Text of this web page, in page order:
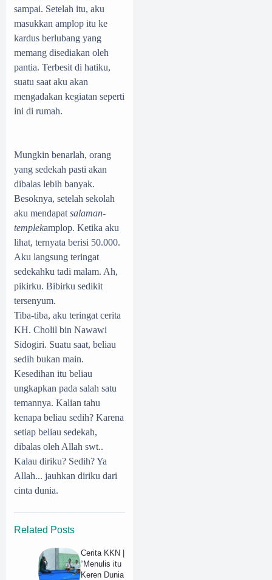
sampai. Setelah itu, aku
masukkan amplop itu ke
kardus berlubang yang
memang disediakan oleh
pantia. Terbesit di hatiku,
suatu saat aku akan
mengadakan kegiatan seperti
ini di rumah.
Mungkin benarlah, orang
yang sedekah pasti akan
dibalas lebih banyak.
Besoknya, setelah sekolah
aku mendapat salaman-
templekamplop. Ketika aku
lihat, ternyata berisi 50.000.
Aku langsung teringat
sedekahku tadi malam. Ah,
pikirku. Bibirku sedikit
tersenyum.
Tiba-tiba, aku teringat cerita
KH. Cholil bin Nawawi
Sidogiri. Suatu saat, beliau
sedih bukan main.
Kesedihan itu beliau
ungkapkan pada salah satu
temannya. Kalian tahu
kenapa beliau sedih? Karena
setiap beliau sedekah,
dibalas oleh Allah swt..
Kalau diriku? Sedih? Ya
Allah... jauhkan diriku dari
cinta dunia.
Related Posts
Cerita KKN |
“Menulis itu
Keren Dunia